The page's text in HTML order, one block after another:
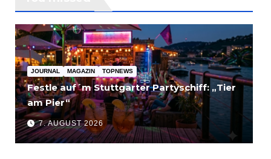
JOURNAL MAGAZIN TOPNEWS
Festle auf´m Stuttgarter Partyschiff: „Tier
am Pier“
7. AUGUST 2026